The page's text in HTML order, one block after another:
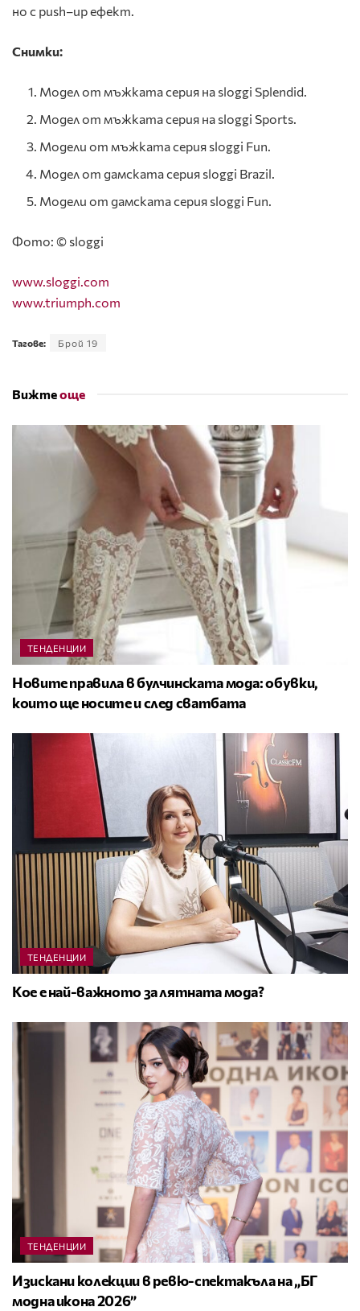
но с push–up ефект.
Снимки:
Модел от мъжката серия на sloggi Splendid.
Модел от мъжката серия на sloggi Sports.
Модели от мъжката серия sloggi Fun.
Модел от дамската серия sloggi Brazil.
Модели от дамската серия sloggi Fun.
Фото: © sloggi
www.sloggi.com
www.triumph.com
Тагове: Брой 19
Вижтеоще
ТЕНДЕНЦИИ
Новите правила в булчинската мода: обувки,
които ще носите и след сватбата
ТЕНДЕНЦИИ
Кое е най-важното за лятната мода?
ТЕНДЕНЦИИ
Изискани колекции в ревю-спектакъла на „БГ
модна икона 2026”